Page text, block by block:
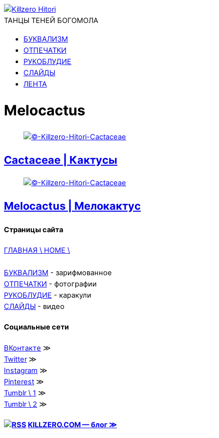
ТАНЦЫ ТЕНЕЙ БОГОМОЛА
БУКВАЛИЗМ
ОТПЕЧАТКИ
РУКОБЛУДИЕ
СЛАЙДЫ
ЛЕНТА
Melocactus
Cactaceae | Кактусы
Melocactus | Мелокактус
Страницы сайта
ГЛАВНАЯ \ HOME \
БУКВАЛИЗМ - зарифмованное
ОТПЕЧАТКИ - фотографии
РУКОБЛУДИЕ - каракули
СЛАЙДЫ - видео
Социальные сети
ВКонтакте ≫
Twitter ≫
Instagram ≫
Pinterest ≫
Tumblr \ 1 ≫
Tumblr \ 2 ≫
KILLZERO.COM — блог ≫